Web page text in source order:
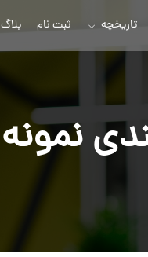
تاریخچه ثبت نام بلاگ
نمونه